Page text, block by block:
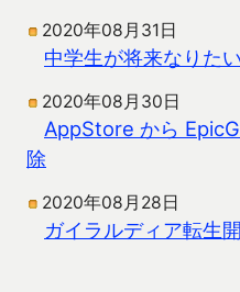
2020年08月31日
中学生が将来なりた
2020年08月30日
AppStore から
除
2020年08月28日
ガイラルディア転生